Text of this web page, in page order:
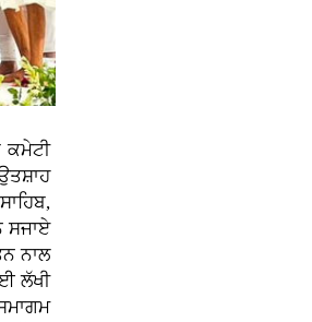
ਕਮੇਟੀ
ਸਜਾਏ
ਨਾਲ
ਲੱਖੀ